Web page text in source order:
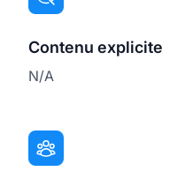
Contenu explicite
N/A